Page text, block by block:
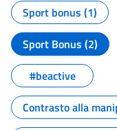
Sport bonus (1)
Sport Bonus (2)
#beactive
Contrasto alla